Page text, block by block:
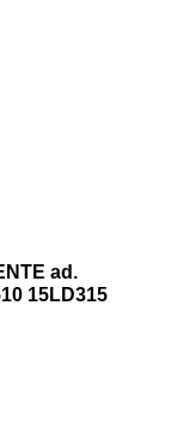
ad.
15LD315